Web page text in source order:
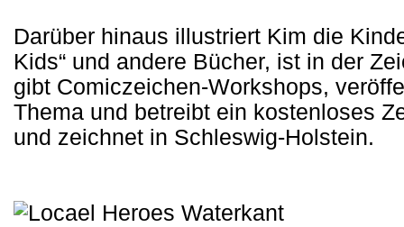
Darüber hinaus illustriert Kim die
Kids“ und andere Bücher, ist in der
gibt Comiczeichen-Workshops,
Thema und betreibt ein kostenloses
und zeichnet in Schleswig-Holstein.